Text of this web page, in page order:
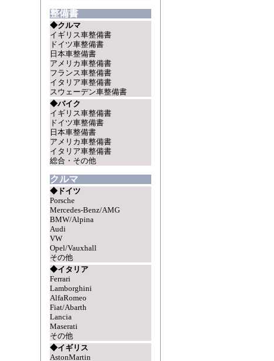
整備書
◆クルマ
イギリス車整備書
ドイツ車整備書
日本車整備書
アメリカ車整備書
フランス車整備書
イタリア車整備書
スウェーデン車整備書
◆バイク
イギリス車整備書
ドイツ車整備書
日本車整備書
アメリカ車整備書
イタリア車整備書
総合・その他
クルマ
◆ドイツ
Porsche
Mercedes-Benz/AMG
BMW/Alpina
Audi
VW
Opel/Vauxhall
その他
◆イタリア
Ferrari
Lamborghini
AlfaRomeo
Fiat/Abarth
Lancia
Maserati
その他
◆イギリス
AstonMartin